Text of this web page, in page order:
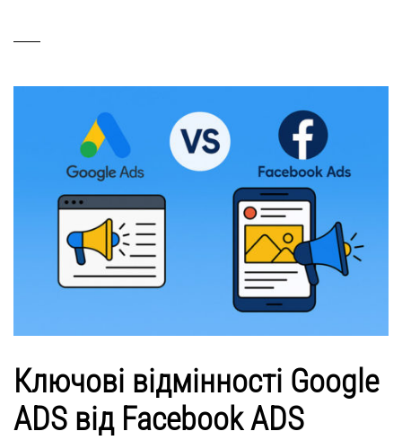
Ключові відмінності Google
ADS від Facebook ADS